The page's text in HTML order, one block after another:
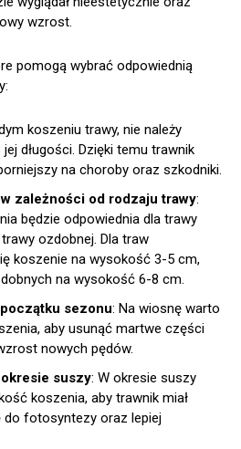
wzrost.
pomogą wybrać odpowiednią
koszeniu trawy, nie należy
długości. Dzięki temu trawnik
na choroby oraz szkodniki.
zależności od rodzaju trawy:
będzie odpowiednia dla trawy
ozdobnej. Dla traw
koszenie na wysokość 3-5 cm,
na wysokość 6-8 cm.
sezonu: Na wiosnę warto
aby usunąć martwe części
nowych pędów.
suszy: W okresie suszy
koszenia, aby trawnik miał
do fotosyntezy oraz lepiej